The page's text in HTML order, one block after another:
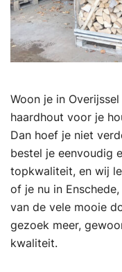
Woon je in
haardhout voor je
Dan hoef je niet
bestel je eenvoudig
topkwaliteit, en wij
of je nu in
van de vele mooie
gezoek meer,
kwaliteit.